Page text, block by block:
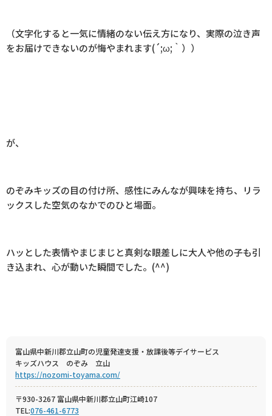
（文字化すると一気に情緒のない伝え方になり、実際の泣き声
をお届けできないのが悔やまれます(´;ω;｀））
が、
のぞみキッズの目の付け所、感性にみんなが興味を持ち、リラ
ックスした空気のなかでのひと場面。
ハッとした表情やまじまじと真剣な眼差しに大人や他の子も引
き込まれ、心が動いた瞬間でした。(^^)
富山県中新川郡立山町の児童発達支援・放課後等デイサービス
キッズハウス のぞみ 立山
https://nozomi-toyama.com/
〒930-3267 富山県中新川郡立山町江崎107
TEL:076-461-6773